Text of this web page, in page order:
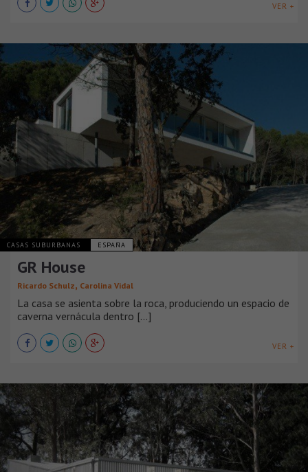
VER +
CASAS SUBURBANAS ESPAÑA
GR House
Ricardo Schulz, Carolina Vidal
La casa se asienta sobre la roca, produciendo un espacio de
caverna vernácula dentro [...]
VER +